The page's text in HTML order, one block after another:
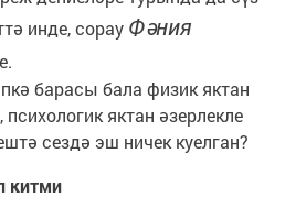
инде, сорау Фәния
барасы бала физик яктан
яктан әзерлекле
сездә эш ничек куелган?
китми